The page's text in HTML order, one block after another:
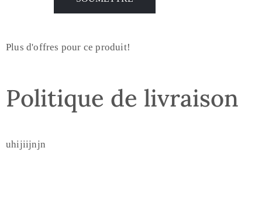
Plus d'offres pour ce produit!
Politique de livraison
uhijiijnjn